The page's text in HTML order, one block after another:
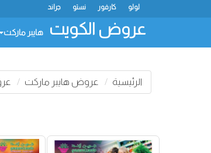
جراند نستو كارفور لولو
عروض الكويت هايبر ماركت
الرئيسية عروض هايبر ماركت